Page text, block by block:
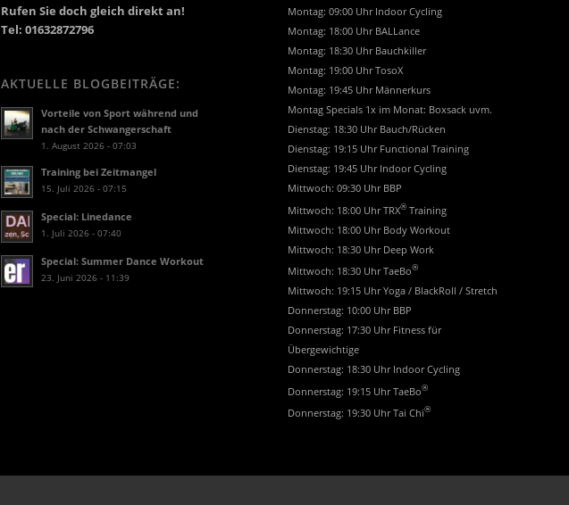
Rufen Sie doch gleich direkt an!
Tel: 01632872796
AKTUELLE BLOGBEITRÄGE:
Vorteile von Sport während und
nach der Schwangerschaft
1. August 2026 - 07:03
Training bei Zeitmangel
15. Juli 2026 - 07:15
Special: Linedance
1. Juli 2026 - 07:40
Special: Summer Dance Workout
23. Juni 2026 - 11:39
Montag: 09:00 Uhr Indoor Cycling
Montag: 18:00 Uhr BALLance
Montag: 18:30 Uhr Bauchkiller
Montag: 19:00 Uhr TosoX
Montag: 19:45 Uhr Männerkurs
Montag Specials 1x im Monat: Boxsack uvm.
Dienstag: 18:30 Uhr Bauch/Rücken
Dienstag: 19:15 Uhr Functional Training
Dienstag: 19:45 Uhr Indoor Cycling
Mittwoch: 09:30 Uhr BBP
Mittwoch: 18:00 Uhr TRX®Training
Mittwoch: 18:00 Uhr Body Workout
Mittwoch: 18:30 Uhr Deep Work
Mittwoch: 18:30 Uhr TaeBo®
Mittwoch: 19:15 Uhr Yoga / BlackRoll / Stretch
Donnerstag: 10:00 Uhr BBP
Donnerstag: 17:30 Uhr Fitness für
Übergewichtige
Donnerstag: 18:30 Uhr Indoor Cycling
Donnerstag: 19:15 Uhr TaeBo®
Donnerstag: 19:30 Uhr Tai Chi®